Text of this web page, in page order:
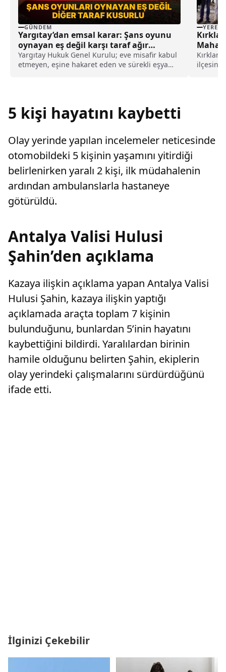
GÜNDEM
Yargıtay’dan emsal karar: Şans oyunu
oynayan eş değil karşı taraf ağır
kusurlu sayıldı
Yargıtay Hukuk Genel Kurulu; eve misafir kabul
etmeyen, eşine hakaret eden ve sürekli eşya
YEREL
katıldı
5 kişi hayatını kaybetti
Olay yerinde yapılan incelemeler neticesinde
otomobildeki 5 kişinin yaşamını yitirdiği
belirlenirken yaralı 2 kişi, ilk müdahalenin
ardından ambulanslarla hastaneye
götürüldü.
Antalya Valisi Hulusi
Şahin’den açıklama
Kazaya ilişkin açıklama yapan Antalya Valisi
Hulusi Şahin, kazaya ilişkin yaptığı
açıklamada araçta toplam 7 kişinin
bulunduğunu, bunlardan 5’inin hayatını
kaybettiğini bildirdi. Yaralılardan birinin
hamile olduğunu belirten Şahin, ekiplerin
olay yerindeki çalışmalarını sürdürdüğünü
ifade etti.
İlginizi Çekebilir